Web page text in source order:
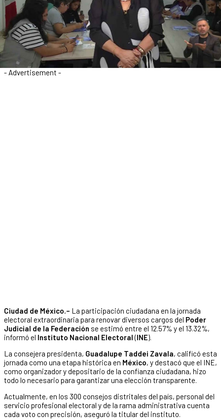
- Advertisement -
Ciudad de México.– La participación ciudadana en la jornada
electoral extraordinaria para renovar diversos cargos del Poder
Judicial de la Federación se estimó entre el 12.57% y el 13.32%,
informó el Instituto Nacional Electoral(INE).
La consejera presidenta, Guadalupe Taddei Zavala, calificó esta
jornada como una etapa histórica en México, y destacó que el INE,
como organizador y depositario de la confianza ciudadana, hizo
todo lo necesario para garantizar una elección transparente.
Actualmente, en los 300 consejos distritales del país, personal del
servicio profesional electoral y de la rama administrativa cuenta
cada voto con precisión, aseguró la titular del instituto.